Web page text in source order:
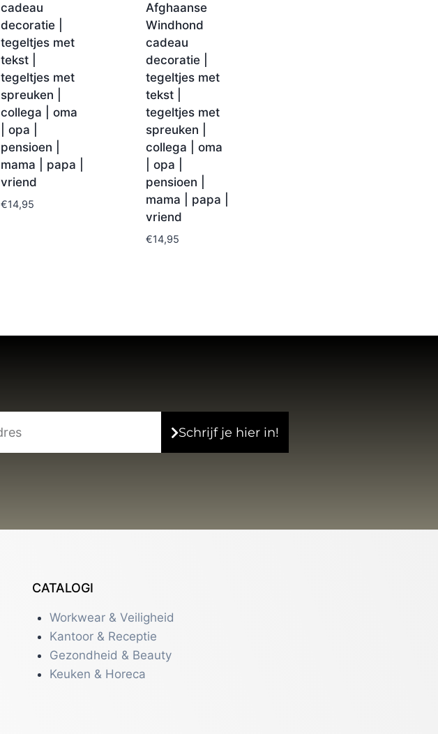
cadeau
decoratie |
tegeltjes met
tekst |
tegeltjes met
spreuken |
collega | oma
| opa |
pensioen |
mama | papa |
vriend
€14,95
Afghaanse
Windhond
cadeau
decoratie |
tegeltjes met
tekst |
tegeltjes met
spreuken |
collega | oma
| opa |
pensioen |
mama | papa |
vriend
€14,95
Schrijf je hier in!
CATALOGI
Workwear & Veiligheid
Kantoor & Receptie
Gezondheid & Beauty
Keuken & Horeca